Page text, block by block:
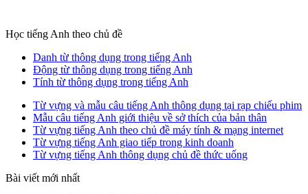
Học tiếng Anh theo chủ đề
Danh từ thông dụng trong tiếng Anh
Động từ thông dụng trong tiếng Anh
Tính từ thông dụng trong tiếng Anh
Từ vựng và mẫu câu tiếng Anh thông dụng tại rạp chiếu phim
Mẫu câu tiếng Anh giới thiệu về sở thích của bản thân
Từ vựng tiếng Anh theo chủ đề máy tính & mạng internet
Từ vựng tiếng Anh giao tiếp trong kinh doanh
Từ vựng tiếng Anh thông dụng chủ đề thức uống
Bài viết mới nhất